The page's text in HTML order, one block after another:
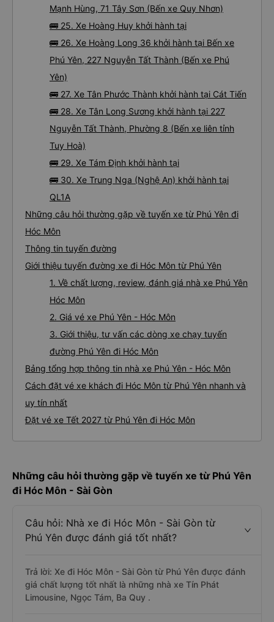
Mạnh Hùng, 71 Tây Sơn (Bến xe Quy Nhơn)
🚌 25. Xe Hoàng Huy khởi hành tại
🚌 26. Xe Hoàng Long 36 khởi hành tại Bến xe
Phú Yên, 227 Nguyễn Tất Thành (Bến xe Phú
Yên)
🚌 27. Xe Tân Phước Thành khởi hành tại Cát Tiến
🚌 28. Xe Tân Long Sương khởi hành tại 227
Nguyễn Tất Thành, Phường 8 (Bến xe liên tỉnh
Tuy Hoà)
🚌 29. Xe Tám Định khởi hành tại
🚌 30. Xe Trung Nga (Nghệ An) khởi hành tại
QL1A
Những câu hỏi thường gặp về tuyến xe từ Phú Yên đi
Hóc Môn
Thông tin tuyến đường
Giới thiệu tuyến đường xe đi Hóc Môn từ Phú Yên
1. Về chất lượng, review, đánh giá nhà xe Phú Yên
Hóc Môn
2. Giá vé xe Phú Yên - Hóc Môn
3. Giới thiệu, tư vấn các dòng xe chạy tuyến
đường Phú Yên đi Hóc Môn
Bảng tổng hợp thông tin nhà xe Phú Yên - Hóc Môn
Cách đặt vé xe khách đi Hóc Môn từ Phú Yên nhanh và
uy tín nhất
Đặt vé xe Tết 2027 từ Phú Yên đi Hóc Môn
Những câu hỏi thường gặp về tuyến xe từ Phú Yên
đi Hóc Môn - Sài Gòn
Câu hỏi: Nhà xe đi Hóc Môn - Sài Gòn từ
Phú Yên được đánh giá tốt nhất?
Trả lời: Xe đi Hóc Môn - Sài Gòn từ Phú Yên được đánh
giá chất lượng tốt nhất là những nhà xe Tín Phát
Limousine, Ngọc Tám, Ba Quy .